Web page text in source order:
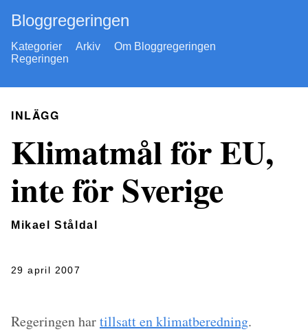
Bloggregeringen
Kategorier Arkiv
Om Bloggregeringen
Regeringen
INLÄGG
Klimatmål för EU,
inte för Sverige
Mikael Ståldal
29 april 2007
Regeringen hartillsatt en klimatberedning.